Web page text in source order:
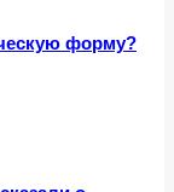
форму?